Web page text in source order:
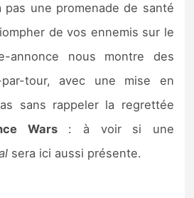
pas une promenade de santé
de vos ennemis sur le
annonce nous montre des
tour, avec une mise en
sans rappeler la regrettée
Wars: à voir si une
sera ici aussi présente.